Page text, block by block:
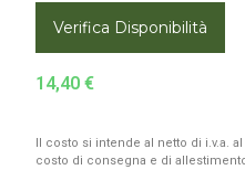
Verifica Disponibilità
14,40 €
Il costo si intende al netto di i.v.a.
costo di consegna e di